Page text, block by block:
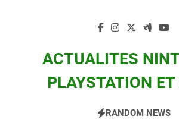
ACTUALITES
PLAYSTATION ET
Zelda, Splatoon, Pokemon Entre
RANDOM NEWS